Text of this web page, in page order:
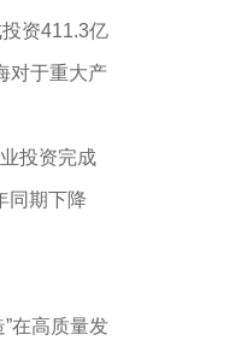
资411.3亿
对于重大产
投资完成
同期下降
在高质量发